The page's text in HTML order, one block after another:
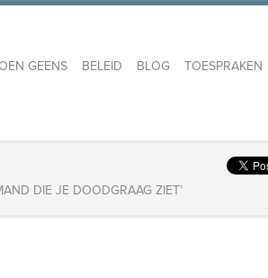
GEENS BELEID BLOG TOESPRAKEN
DIE JE DOODGRAAG ZIET’